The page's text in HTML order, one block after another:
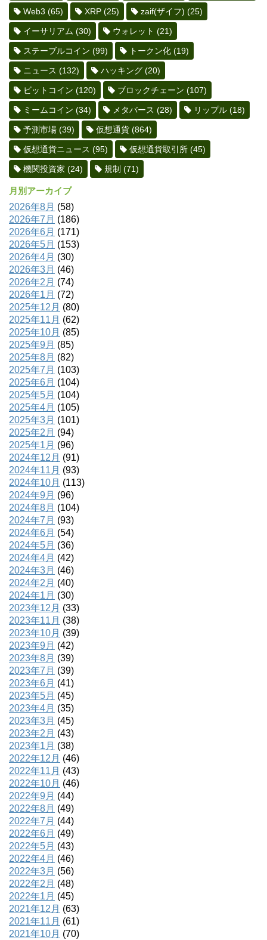
Web3 (65) XRP (25) zaif(ザイフ) (25)
イーサリアム (30) ウォレット (21)
ステーブルコイン (99) トークン化 (19)
ニュース (132) ハッキング (20)
ビットコイン (120) ブロックチェーン (107)
ミームコイン (34) メタバース (28) リップル (18)
予測市場 (39) 仮想通貨 (864)
仮想通貨ニュース (95) 仮想通貨取引所 (45)
機関投資家 (24) 規制 (71)
月別アーカイブ
2026年8月 (58)
2026年7月 (186)
2026年6月 (171)
2026年5月 (153)
2026年4月 (30)
2026年3月 (46)
2026年2月 (74)
2026年1月 (72)
2025年12月 (80)
2025年11月 (62)
2025年10月 (85)
2025年9月 (85)
2025年8月 (82)
2025年7月 (103)
2025年6月 (104)
2025年5月 (104)
2025年4月 (105)
2025年3月 (101)
2025年2月 (94)
2025年1月 (96)
2024年12月 (91)
2024年11月 (93)
2024年10月 (113)
2024年9月 (96)
2024年8月 (104)
2024年7月 (93)
2024年6月 (54)
2024年5月 (36)
2024年4月 (42)
2024年3月 (46)
2024年2月 (40)
2024年1月 (30)
2023年12月 (33)
2023年11月 (38)
2023年10月 (39)
2023年9月 (42)
2023年8月 (39)
2023年7月 (39)
2023年6月 (41)
2023年5月 (45)
2023年4月 (35)
2023年3月 (45)
2023年2月 (43)
2023年1月 (38)
2022年12月 (46)
2022年11月 (43)
2022年10月 (46)
2022年9月 (44)
2022年8月 (49)
2022年7月 (44)
2022年6月 (49)
2022年5月 (43)
2022年4月 (46)
2022年3月 (56)
2022年2月 (48)
2022年1月 (45)
2021年12月 (63)
2021年11月 (61)
2021年10月 (70)